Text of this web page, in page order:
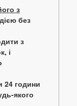
з
без
з
і
24 години
якого